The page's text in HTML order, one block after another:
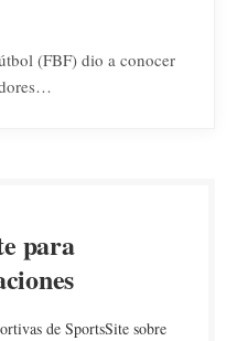
(FBF) dio a conocer
para
de SportsSite sobre